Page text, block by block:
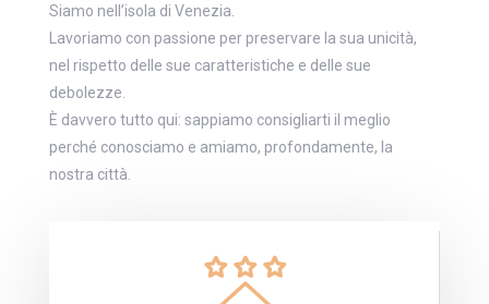
Siamo nell’isola di Venezia.
Lavoriamo con passione per preservare la sua unicità,
nel rispetto delle sue caratteristiche e delle sue
debolezze.
È davvero tutto qui: sappiamo consigliarti il meglio
perché conosciamo e amiamo, profondamente, la
nostra città.